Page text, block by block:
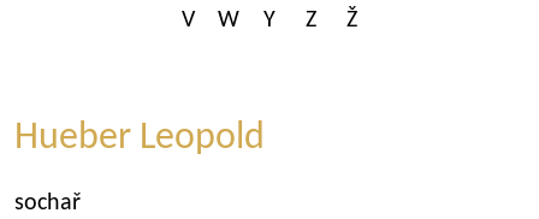
V
W Y Z Ž
Hueber Leopold
sochař